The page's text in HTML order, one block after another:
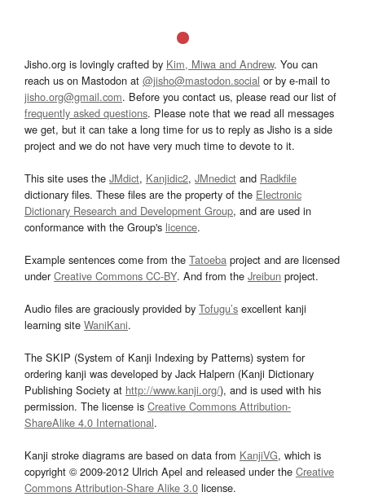
Jisho.org is lovingly crafted by Kim, Miwa and Andrew. You can
reach us on Mastodon at @jisho@mastodon.social or by e-mail to
jisho.org@gmail.com. Before you contact us, please read our list of
frequently asked questions. Please note that we read all messages
we get, but it can take a long time for us to reply as Jisho is a side
project and we do not have very much time to devote to it.
This site uses the JMdict, Kanjidic2, JMnedict and Radkfile
dictionary files. These files are the property of the Electronic
Dictionary Research and Development Group, and are used in
conformance with the Group's licence.
Example sentences come from the Tatoeba project and are licensed
underCreative Commons CC-BY. And from the Jreibun project.
Audio files are graciously provided by Tofugu’s excellent kanji
learning site WaniKani.
The SKIP (System of Kanji Indexing by Patterns) system for
ordering kanji was developed by Jack Halpern (Kanji Dictionary
Publishing Society at http://www.kanji.org/), and is used with his
permission. The license is Creative Commons Attribution-
ShareAlike 4.0 International.
Kanji stroke diagrams are based on data from KanjiVG, which is
copyright © 2009-2012 Ulrich Apel and released under the Creative
Commons Attribution-Share Alike 3.0 license.